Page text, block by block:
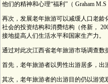
他们的精神和心理“福利”（ Graham M.S
再次，发展老年旅游可以减缓人口老
社会的投资结构和消费结构（佟新，
接地提高人们生活水平和国家生产力。
通过对此次江西省老年旅游市场调查数
首先，老年旅游者以男性出游居多，出
其次，老年旅游者的出游目的仍以游